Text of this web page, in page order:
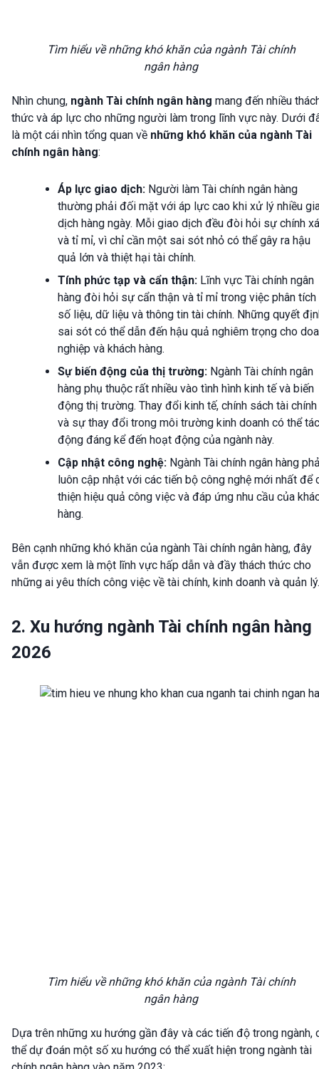
Tìm hiểu về những khó khăn của ngành Tài chính
ngân hàng
Nhìn chung, ngành Tài chính ngân hàng mang đến nhiều
thức và áp lực cho những người làm trong lĩnh vực này. Dưới
là một cái nhìn tổng quan về những khó khăn của ngành Tài
chính ngân hàng:
Áp lực giao dịch: Người làm Tài chính ngân hàng
thường phải đối mặt với áp lực cao khi xử lý nhiều
dịch hàng ngày. Mỗi giao dịch đều đòi hỏi sự chính
và tỉ mỉ, vì chỉ cần một sai sót nhỏ có thể gây ra hậu
quả lớn và thiệt hại tài chính.
Tính phức tạp và cẩn thận: Lĩnh vực Tài chính ngân
hàng đòi hỏi sự cẩn thận và tỉ mỉ trong việc phân tích
số liệu, dữ liệu và thông tin tài chính. Những quyết
sai sót có thể dẫn đến hậu quả nghiêm trọng cho
nghiệp và khách hàng.
Sự biến động của thị trường: Ngành Tài chính ngân
hàng phụ thuộc rất nhiều vào tình hình kinh tế và biến
động thị trường. Thay đổi kinh tế, chính sách tài chính
và sự thay đổi trong môi trường kinh doanh có thể tác
động đáng kể đến hoạt động của ngành này.
Cập nhật công nghệ: Ngành Tài chính ngân hàng
luôn cập nhật với các tiến bộ công nghệ mới nhất để
thiện hiệu quả công việc và đáp ứng nhu cầu của
hàng.
Bên cạnh những khó khăn của ngành Tài chính ngân hàng, đây
vẫn được xem là một lĩnh vực hấp dẫn và đầy thách thức cho
những ai yêu thích công việc về tài chính, kinh doanh và quản lý.
2. Xu hướng ngành Tài chính ngân hàng
2026
Tìm hiểu về những khó khăn của ngành Tài chính
ngân hàng
Dựa trên những xu hướng gần đây và các tiến độ trong ngành,
thể dự đoán một số xu hướng có thể xuất hiện trong ngành tài